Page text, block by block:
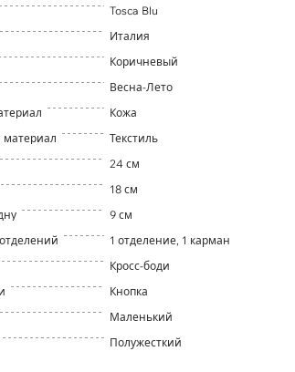
Tosca Blu
Италия
Коричневый
Весна-Лето
Кожа
материал
Текстиль
24 см
18 см
9 см
1 отделение, 1 карман
Кросс-боди
Кнопка
Маленький
Полужесткий